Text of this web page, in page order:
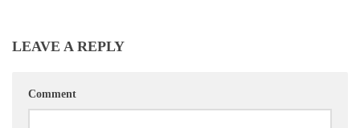
LEAVE A REPLY
Comment